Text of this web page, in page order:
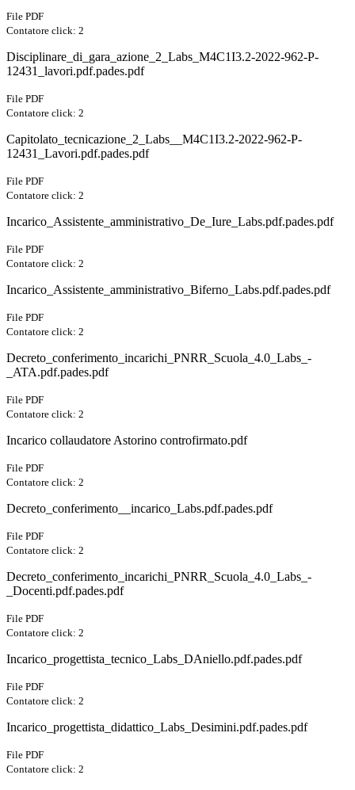
File PDF
Contatore click: 2
Disciplinare_di_gara_azione_2_Labs_M4C1I3.2-2022-962-P-
12431_lavori.pdf.pades.pdf
File PDF
Contatore click: 2
Capitolato_tecnicazione_2_Labs__M4C1I3.2-2022-962-P-
12431_Lavori.pdf.pades.pdf
File PDF
Contatore click: 2
Incarico_Assistente_amministrativo_De_Iure_Labs.pdf.pades.pdf
File PDF
Contatore click: 2
Incarico_Assistente_amministrativo_Biferno_Labs.pdf.pades.pdf
File PDF
Contatore click: 2
Decreto_conferimento_incarichi_PNRR_Scuola_4.0_Labs_-
_ATA.pdf.pades.pdf
File PDF
Contatore click: 2
Incarico collaudatore Astorino controfirmato.pdf
File PDF
Contatore click: 2
Decreto_conferimento__incarico_Labs.pdf.pades.pdf
File PDF
Contatore click: 2
Decreto_conferimento_incarichi_PNRR_Scuola_4.0_Labs_-
_Docenti.pdf.pades.pdf
File PDF
Contatore click: 2
Incarico_progettista_tecnico_Labs_DAniello.pdf.pades.pdf
File PDF
Contatore click: 2
Incarico_progettista_didattico_Labs_Desimini.pdf.pades.pdf
File PDF
Contatore click: 2